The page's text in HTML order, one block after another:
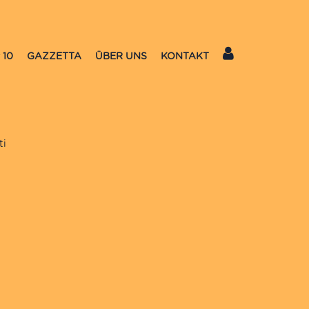
10 GAZZETTA ÜBER UNS KONTAKT